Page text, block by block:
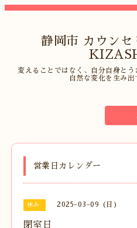
静岡市 カウンセ
変えることではなく、自分自身と
自然な変化を生み出
営業日カレンダー
休み 2025-03-09 (日)
閉室日